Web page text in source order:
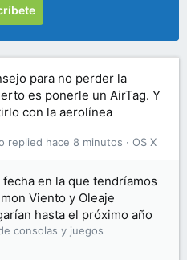
para no perder la
es ponerle un AirTag. Y
con la aerolínea
OS X
hace 8 minutos
fecha en la que tendríamos
Viento y Oleaje
hasta el próximo año
consolas y juegos